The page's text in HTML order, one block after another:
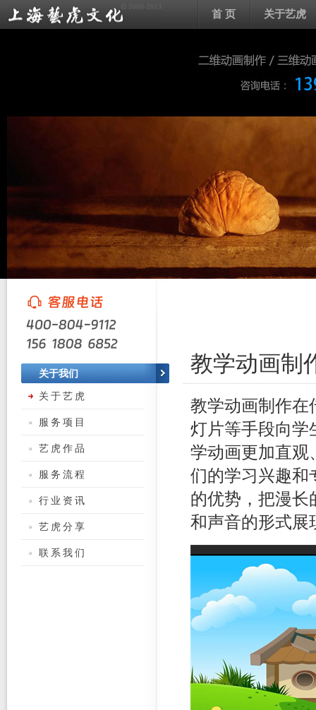
首 页 关于艺虎
教学动画制
教学动画制作在
灯片等手段向学
学动画更加直观
们的学习兴趣和
的优势，把漫长
和声音的形式展
关于我们
关于艺虎
服务项目
艺虎作品
服务流程
行业资讯
艺虎分享
联系我们